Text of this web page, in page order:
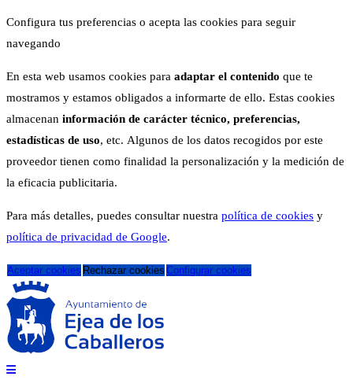
Configura tus preferencias o acepta las cookies para seguir
navegando
En esta web usamos cookies para adaptar el contenido que te
mostramos y estamos obligados a informarte de ello. Estas cookies
almacenan información de carácter técnico, preferencias,
estadísticas de uso, etc. Algunos de los datos recogidos por este
proveedor tienen como finalidad la personalización y la medición de
la eficacia publicitaria.
Para más detalles, puedes consultar nuestra política de cookies y
política de privacidad de Google.
Aceptar cookies Rechazar cookies Configurar cookies